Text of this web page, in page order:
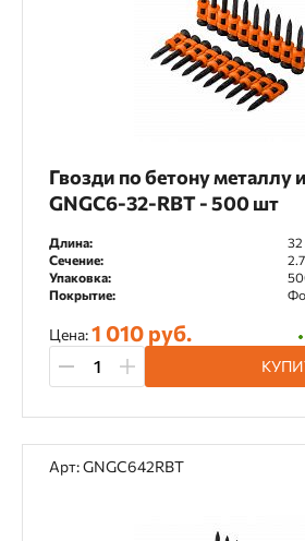
Гвозди по бетону металлу
GNGC6-32-RBT - 500 шт
Длина:
Сечение:
Упаковка:
Покрытие:
Цена:1 010 руб.
Арт: GNGC642RBT